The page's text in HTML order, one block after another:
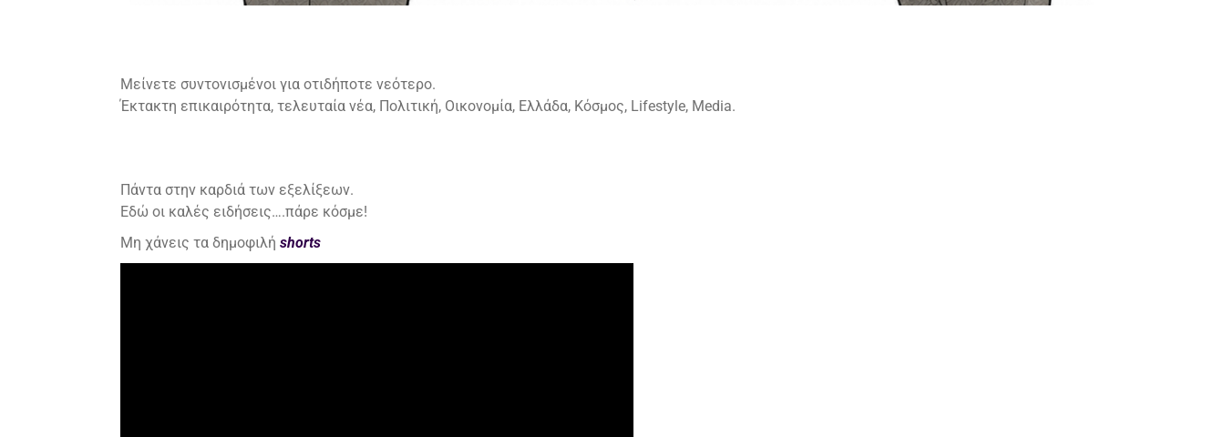
Μείνετε συντονισμένοι για οτιδήποτε νεότερο.
Έκτακτη επικαιρότητα, τελευταία νέα, Πολιτική, Οικονομία, Ελλάδα, Κόσμος, Lifestyle, Media.
Πάντα στην καρδιά των εξελίξεων.
Εδώ οι καλές ειδήσεις….πάρε κόσμε!
Μη χάνεις τα δημοφιλή shorts